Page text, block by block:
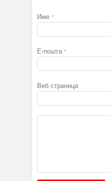
Име *
Е-пошта *
Веб страница